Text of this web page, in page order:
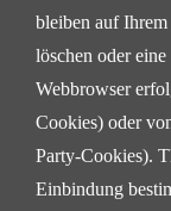
bleiben auf
löschen oder
Webbrowser
Cookies) oder
Party-Cookies).
Einbindung